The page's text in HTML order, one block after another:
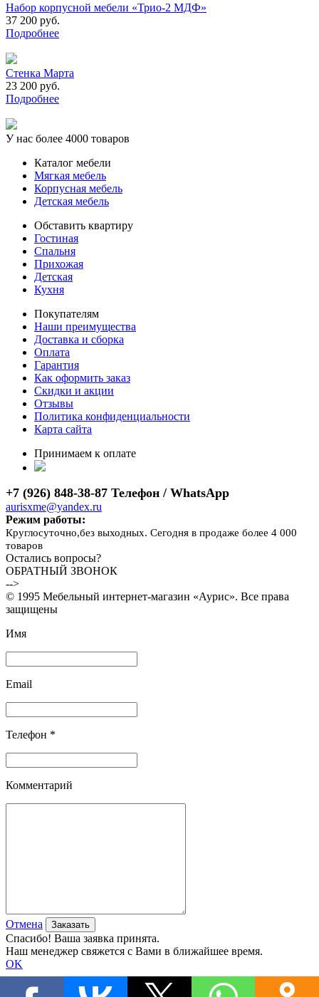
Набор корпусной мебели «Трио-2 МДФ»
37 200 руб.
Подробнее
Стенка Марта
23 200 руб.
Подробнее
У нас более 4000 товаров
Каталог мебели
Мягкая мебель
Корпусная мебель
Детская мебель
Обставить квартиру
Гостиная
Спальня
Прихожая
Детская
Кухня
Покупателям
Наши преимущества
Доставка и сборка
Оплата
Гарантия
Как оформить заказ
Скидки и акции
Отзывы
Политика конфиденциальности
Карта сайта
Принимаем к оплате
+7 (926) 848-38-87 Телефон / WhatsApp
aurisxme@yandex.ru
Режим работы:
Круглосуточно,без выходных. Сегодня в продаже более 4 000
товаров
Остались вопросы?
ОБРАТНЫЙ ЗВОНОК
-->
© 1995 Мебельный интернет-магазин «Аурис». Все права
защищены
Имя
Email
Телефон *
Комментарий
Отмена
Спасибо! Ваша заявка принята.
Наш менеджер свяжется с Вами в ближайшее время.
OK